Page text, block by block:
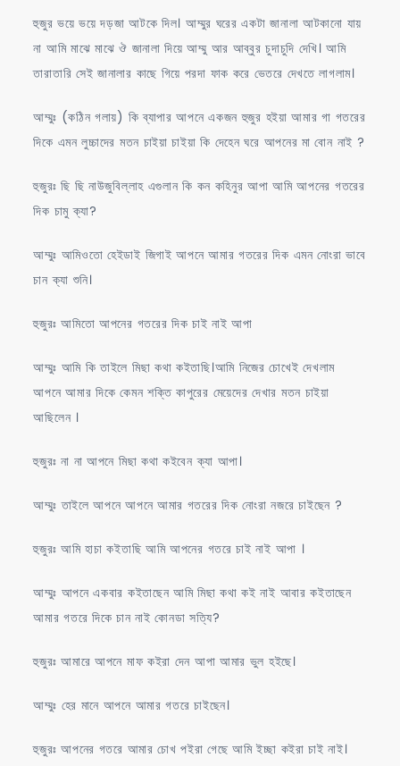
হুজুর ভয়ে ভয়ে দড়জা আটকে দিল। আম্মুর ঘরের একটা জানালা আটকানো যায়
না আমি মাঝে মাঝে ঔ জানালা দিয়ে আম্মু আর আব্বুর চুদাচুদি দেখি। আমি
তারাতারি সেই জানালার কাছে গিয়ে পরদা ফাক করে ভেতরে দেখতে লাগলাম।
আম্মুঃ (কঠিন গলায়) কি ব্যাপার আপনে একজন হুজুর হইয়া আমার গা গতরের
দিকে এমন লুচ্চাদের মতন চাইয়া চাইয়া কি দেহেন ঘরে আপনের মা বোন নাই ?
হুজুরঃ ছি ছি নাউজুবিল্লাহ এগুলান কি কন কহিনুর আপা আমি আপনের গতরের
দিক চামু ক্যা?
আম্মুঃ আমিওতো হেইডাই জিগাই আপনে আমার গতরের দিক এমন নোংরা ভাবে
চান ক্যা শুনি।
হুজুরঃ আমিতো আপনের গতরের দিক চাই নাই আপা
আম্মুঃ আমি কি তাইলে মিছা কথা কইতাছি।আমি নিজের চোখেই দেখলাম
আপনে আমার দিকে কেমন শক্তি কাপুরের মেয়েদের দেখার মতন চাইয়া
আছিলেন ।
হুজুরঃ না না আপনে মিছা কথা কইবেন ক্যা আপা।
আম্মুঃ তাইলে আপনে আপনে আমার গতরের দিক নোংরা নজরে চাইছেন ?
হুজুরঃ আমি হাচা কইতাছি আমি আপনের গতরে চাই নাই আপা ।
আম্মুঃ আপনে একবার কইতাছেন আমি মিছা কথা কই নাই আবার কইতাছেন
আমার গতরে দিকে চান নাই কোনডা সত্যি?
হুজুরঃ আমারে আপনে মাফ কইরা দেন আপা আমার ভুল হইছে।
আম্মুঃ হের মানে আপনে আমার গতরে চাইছেন।
হুজুরঃ আপনের গতরে আমার চোখ পইরা গেছে আমি ইচ্ছা কইরা চাই নাই।